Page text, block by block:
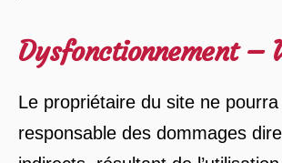
Dysfonctionnement –
Le propriétaire du site ne
responsable des dommages